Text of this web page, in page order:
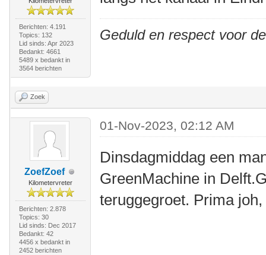
Berichten: 4.191
Topics: 132
Lid sinds: Apr 2023
Bedankt: 4661
5489 x bedankt in
3564 berichten
Geduld en respect voor
Zoek
ZoefZoef
Kilometervreter
Berichten: 2.878
Topics: 30
Lid sinds: Dec 2017
Bedankt: 42
4456 x bedankt in
2452 berichten
01-Nov-2023, 02:12 AM
Dinsdagmiddag een
GreenMachine in
teruggegroet. Prima